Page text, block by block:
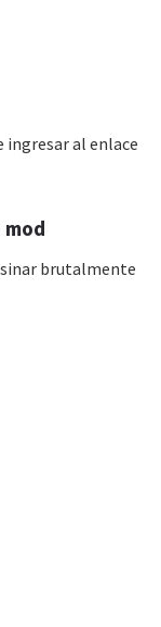
ingresar al enlace
brutalmente